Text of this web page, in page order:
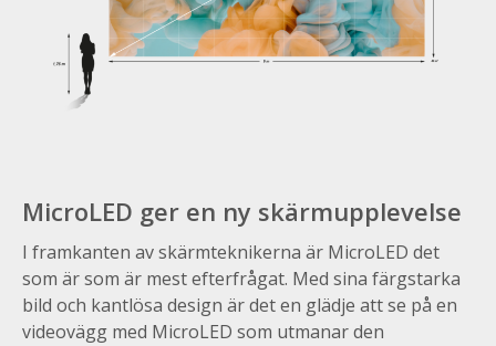
MicroLED ger en ny skärmupplevelse
I framkanten av skärmteknikerna är MicroLED det
som är som är mest efterfrågat. Med sina färgstarka
bild och kantlösa design är det en glädje att se på en
videovägg med MicroLED som utmanar den